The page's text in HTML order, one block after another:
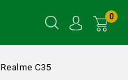
0
Realme C35